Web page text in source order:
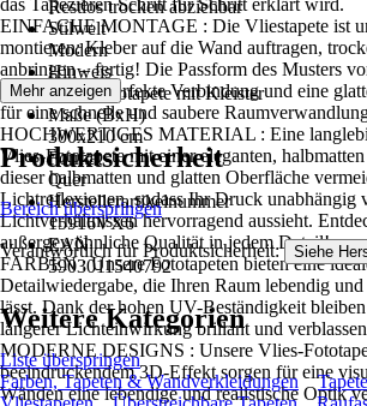
Restlos trocken abziehbar
Stilwelt
Modern
Hinweis
Vlies Fototapete mit Kleister
Maße (BxH)
300x210 cm
Format
Quer
Herstellerartikelnummer
15916VX6
EAN
5903011540792
das Tapezieren Schritt für Schritt erklärt wird.
EINFACHE MONTAGE : Die Vliestapete ist
montieren: Kleber auf die Wand auftragen,
anbringen – fertig! Die Passform des Musters
sorgt für eine perfekte Verbindung und eine
für eine schnelle und saubere
HOCHWERTIGES MATERIAL : Eine
Vlies-Fototapete mit einer eleganten,
dieser halbmatten und glatten Oberfläche
Lichtreflexionen, sodass Ihr Druck unabhängig
Lichtverhältnissen hervorragend aussieht.
außergewöhnliche Qualität in jedem Detail!
FARBEN : Unsere Fototapeten bieten eine
Detailwiedergabe, die Ihren Raum lebendig und
lässt. Dank der hohen UV-Beständigkeit
längerer Lichteinwirkung brillant und
MODERNE DESIGNS : Unsere Vlies-
beeindruckendem 3D-Effekt sorgen für eine
Wänden eine lebendige und realistische Optik
Mehr anzeigen
Produktsicherheit
Bereich überspringen
Verantwortlich für Produktsicherheit: Siehe
Weitere Kategorien
Liste überspringen
Farben, Tapeten & Wandverkleidungen